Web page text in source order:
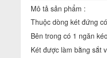
Mô tả sản phẩm :
Thuộc dòng két đứng
Bên trong có 1 ngăn
Két được làm bằng sắt